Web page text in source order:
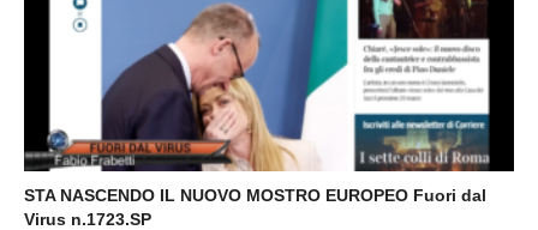
STA NASCENDO IL NUOVO MOSTRO EUROPEO Fuori dal
Virus n.1723.SP